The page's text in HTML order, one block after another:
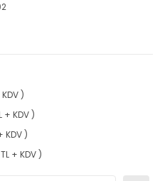
)
+ KDV )
KDV )
+ KDV )